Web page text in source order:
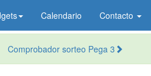
Calendario Contacto
Comprobador sorteo Pega 3